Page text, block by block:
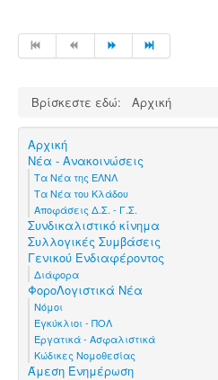
Βρίσκεστε εδώ: Αρχική
Αρχική
Νέα - Ανακοινώσεις
Τα Νέα της ΕΛΝΛ
Τα Νέα του Κλάδου
Αποφάσεις Δ.Σ. - Γ.Σ.
Συνδικαλιστικό κίνημα
Συλλογικές Συμβάσεις
Γενικού Ενδιαφέροντος
Διάφορα
ΦοροΛογιστικά Νέα
Νόμοι
Εγκύκλιοι - ΠΟΛ
Εργατικά - Ασφαλιστικά
Κώδικες Νομοθεσίας
Άμεση Ενημέρωση